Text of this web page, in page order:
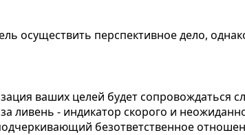
осуществить перспективное дело,
ваших целей будет сопровождаться
ливень - индикатор скорого и
безответственное